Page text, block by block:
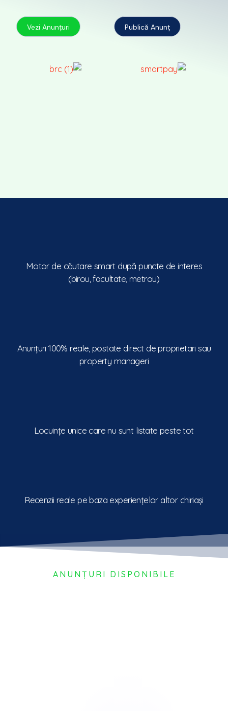
Vezi Anunțuri Publică Anunț
Motor de căutare smart după puncte de interes
(birou, facultate, metrou)
Anunțuri 100% reale, postate direct de proprietari sau
property manageri
Locuințe unice care nu sunt listate peste tot
Recenzii reale pe baza experiențelor altor chiriași
ANUNȚURI DISPONIBILE